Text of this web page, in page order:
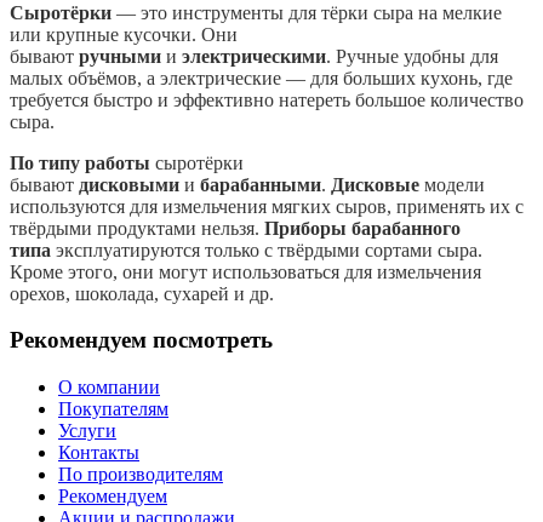
Сыротёрки — это инструменты для тёрки сыра на мелкие
или крупные кусочки. Они
бывают ручными и электрическими. Ручные удобны для
малых объёмов, а электрические — для больших кухонь, где
требуется быстро и эффективно натереть большое количество
сыра.
По типу работы сыротёрки
бывают дисковыми и барабанными. Дисковые модели
используются для измельчения мягких сыров, применять их с
твёрдыми продуктами нельзя. Приборы барабанного
типа эксплуатируются только с твёрдыми сортами сыра.
Кроме этого, они могут использоваться для измельчения
орехов, шоколада, сухарей и др.
Рекомендуем посмотреть
О компании
Покупателям
Услуги
Контакты
По производителям
Рекомендуем